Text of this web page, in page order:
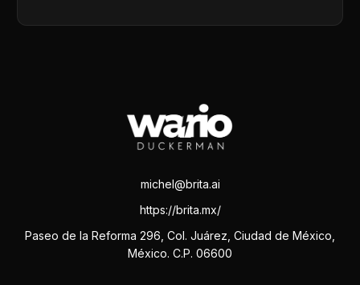
michel@brita.ai
https://brita.mx/
Paseo de la Reforma 296, Col. Juárez, Ciudad de México,
México. C.P. 06600